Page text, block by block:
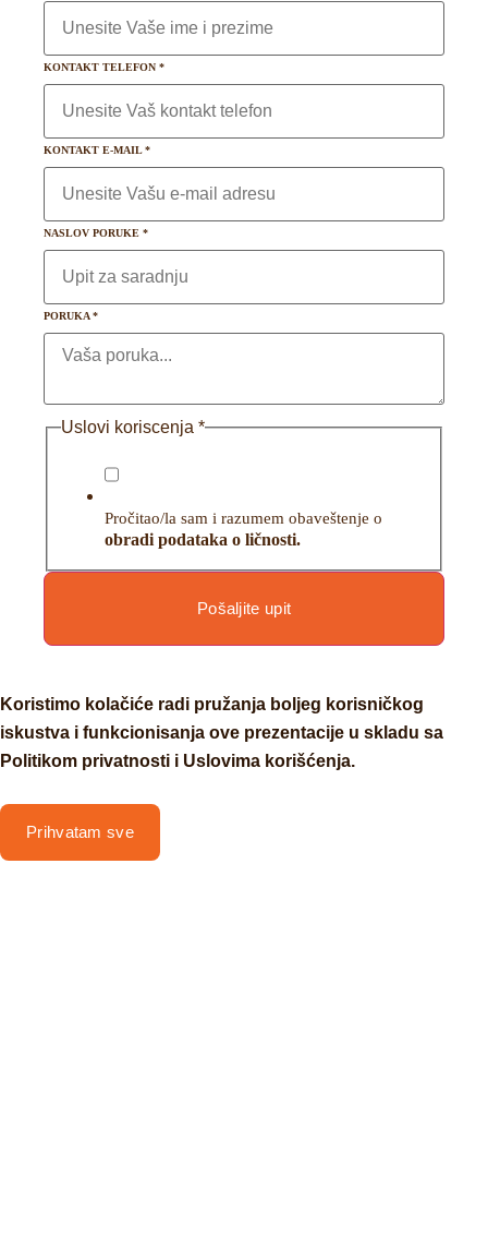
KONTAKT TELEFON *
KONTAKT E-MAIL*
NASLOV PORUKE *
PORUKA*
Uslovi koriscenja *
Pročitao/la sam i razumem obaveštenje o
obradi podataka o ličnosti.
Pošaljite upit
Koristimo kolačiće radi pružanja boljeg korisničkog
iskustva i funkcionisanja ove prezentacije u skladu sa
Politikom privatnosti i Uslovima korišćenja.
Prihvatam sve